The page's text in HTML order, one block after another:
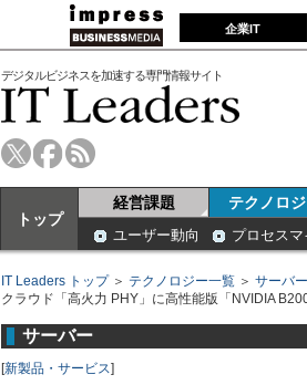
企業IT
デジタルビジネスを加速する専門情報サイト
トップ
経営課題 テクノロ
ユーザー動向 プロセス
IT Leaders トップ＞ テクノロジー一覧 ＞ サーバー
クラウド「高火力 PHY」に高性能版「NVIDIA
サーバー
[新製品・サービス]